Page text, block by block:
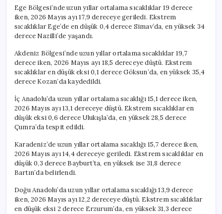
Ege Bölgesi’nde uzun yıllar ortalama sıcaklıklar 19 derece
iken, 2026 Mayıs ayı 17,9 dereceye geriledi. Ekstrem
sıcaklıklar Ege’de en düşük 0,4 derece Simav’da, en yüksek 34
derece Nazilli’de yaşandı.
Akdeniz Bölgesi’nde uzun yıllar ortalama sıcaklıklar 19,7
derece iken, 2026 Mayıs ayı 18,5 dereceye düştü. Ekstrem
sıcaklıklar en düşük eksi 0,1 derece Göksun’da, en yüksek 35,4
derece Kozan’da kaydedildi.
İç Anadolu’da uzun yıllar ortalama sıcaklığı 15,1 derece iken,
2026 Mayıs ayı 13,1 dereceye düştü. Ekstrem sıcaklıklar en
düşük eksi 0,6 derece Ulukışla’da, en yüksek 28,5 derece
Çumra’da tespit edildi.
Karadeniz’de uzun yıllar ortalama sıcaklığı 15,7 derece iken,
2026 Mayıs ayı 14,4 dereceye geriledi. Ekstrem sıcaklıklar en
düşük 0,3 derece Bayburt’ta, en yüksek ise 31,8 derece
Bartın’da belirlendi.
Doğu Anadolu’da uzun yıllar ortalama sıcaklığı 13,9 derece
iken, 2026 Mayıs ayı 12,2 dereceye düştü. Ekstrem sıcaklıklar
en düşük eksi 2 derece Erzurum’da, en yüksek 31,3 derece